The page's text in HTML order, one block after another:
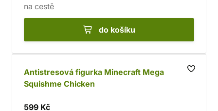
na cestě
do košíku
Antistresová figurka Minecraft Mega
Squishme Chicken
599 Kč